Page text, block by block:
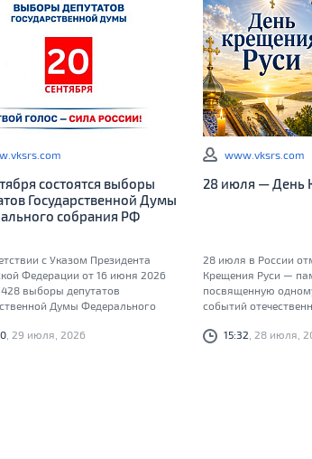
состоятся выборы
Государственной Думы
собрания РФ
с Указом Президента
Федерации от 16 июня 2026
выборы депутатов
Думы Федерального
созыва состоятся 20 сентября
, 29 июля, 2026
www.vksrs.com
28 июля — День
28 июля в России
Крещения Руси —
посвященную
событий
15:32 , 28 июля,